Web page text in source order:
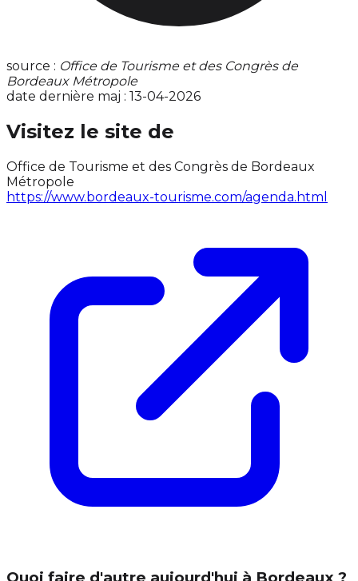
source : Office de Tourisme et des Congrès de
Bordeaux Métropole
date dernière maj : 13-04-2026
Visitez le site de
Office de Tourisme et des Congrès de Bordeaux
Métropole
https://www.bordeaux-tourisme.com/agenda.html